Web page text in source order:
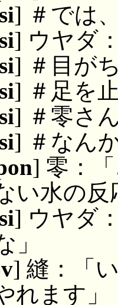
] ＃では
] ウヤダ
] ＃目が
] ＃足を
] ＃零さ
] ＃なん
] 零：
い水の
] ウヤダ
」
] 縫：「
れます」